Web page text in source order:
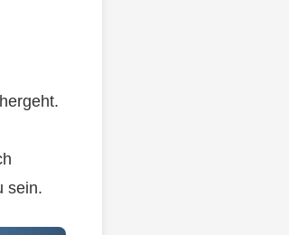
sein.